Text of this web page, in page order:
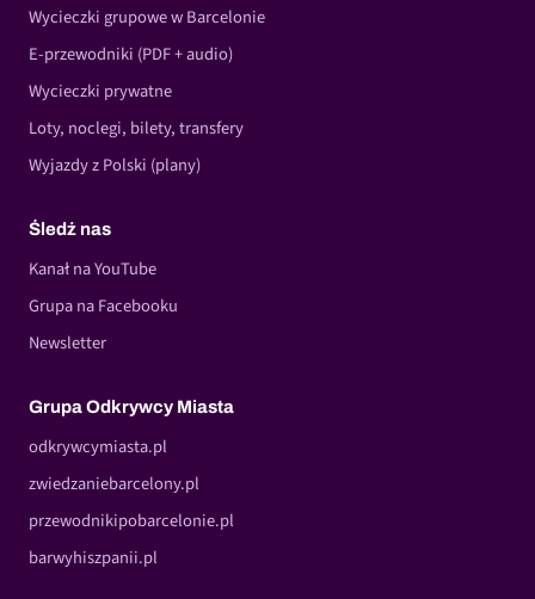
Wycieczki grupowe w Barcelonie
E-przewodniki (PDF + audio)
Wycieczki prywatne
Loty, noclegi, bilety, transfery
Wyjazdy z Polski (plany)
Śledź nas
Kanał na YouTube
Grupa na Facebooku
Newsletter
Grupa Odkrywcy Miasta
odkrywcymiasta.pl
zwiedzaniebarcelony.pl
przewodnikipobarcelonie.pl
barwyhiszpanii.pl